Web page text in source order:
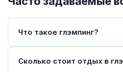
Что такое глэмпинг?
Сколько стоит отдых в